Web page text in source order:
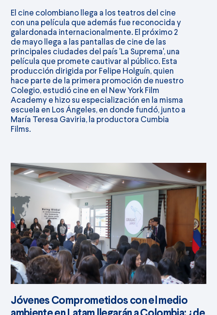
El cine colombiano llega a los teatros del cine
con una película que además fue reconocida y
galardonada internacionalmente. El próximo 2
de mayo llega a las pantallas de cine de las
principales ciudades del país 'La Suprema', una
película que promete cautivar al público. Esta
producción dirigida por Felipe Holguín, quien
hace parte de la primera promoción de nuestro
Colegio, estudió cine en el New York Film
Academy e hizo su especialización en la misma
escuela en Los Ángeles, en donde fundó, junto a
María Teresa Gaviria, la productora Cumbia
Films.
Jóvenes Comprometidos con el medio
ambiente en Latam llegarán a Colombia: ¿de